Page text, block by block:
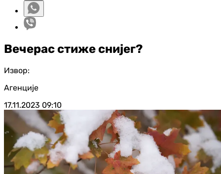
Вечерас стиже снијег?
Извор:
Агенције
17.11.2023 09:10